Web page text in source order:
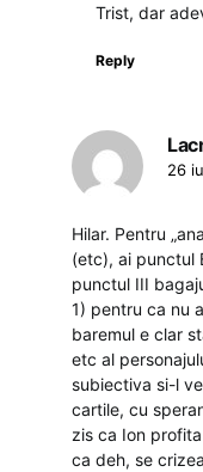
Trist, dar
Reply
26
Hilar. Pentru
(etc), ai punctul
punctul III
1) pentru ca nu
baremul e clar
etc al
subiectiva si-l
cartile, cu
zis ca Ion
ca deh, se